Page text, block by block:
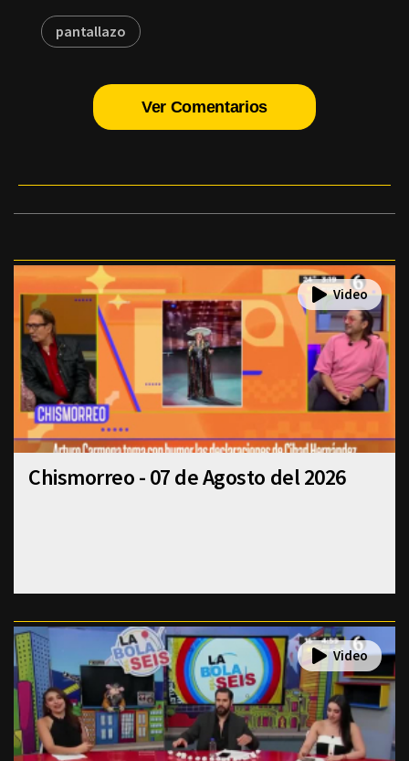
pantallazo
Ver Comentarios
Chismorreo - 07 de Agosto del 2026